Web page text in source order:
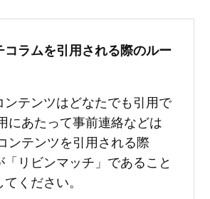
コラムを引用される際のルー
ンテンツはどなたでも引用で
にあたって事前連絡などは
ンテンツを引用される際
リビンマッチ」であること
ください。